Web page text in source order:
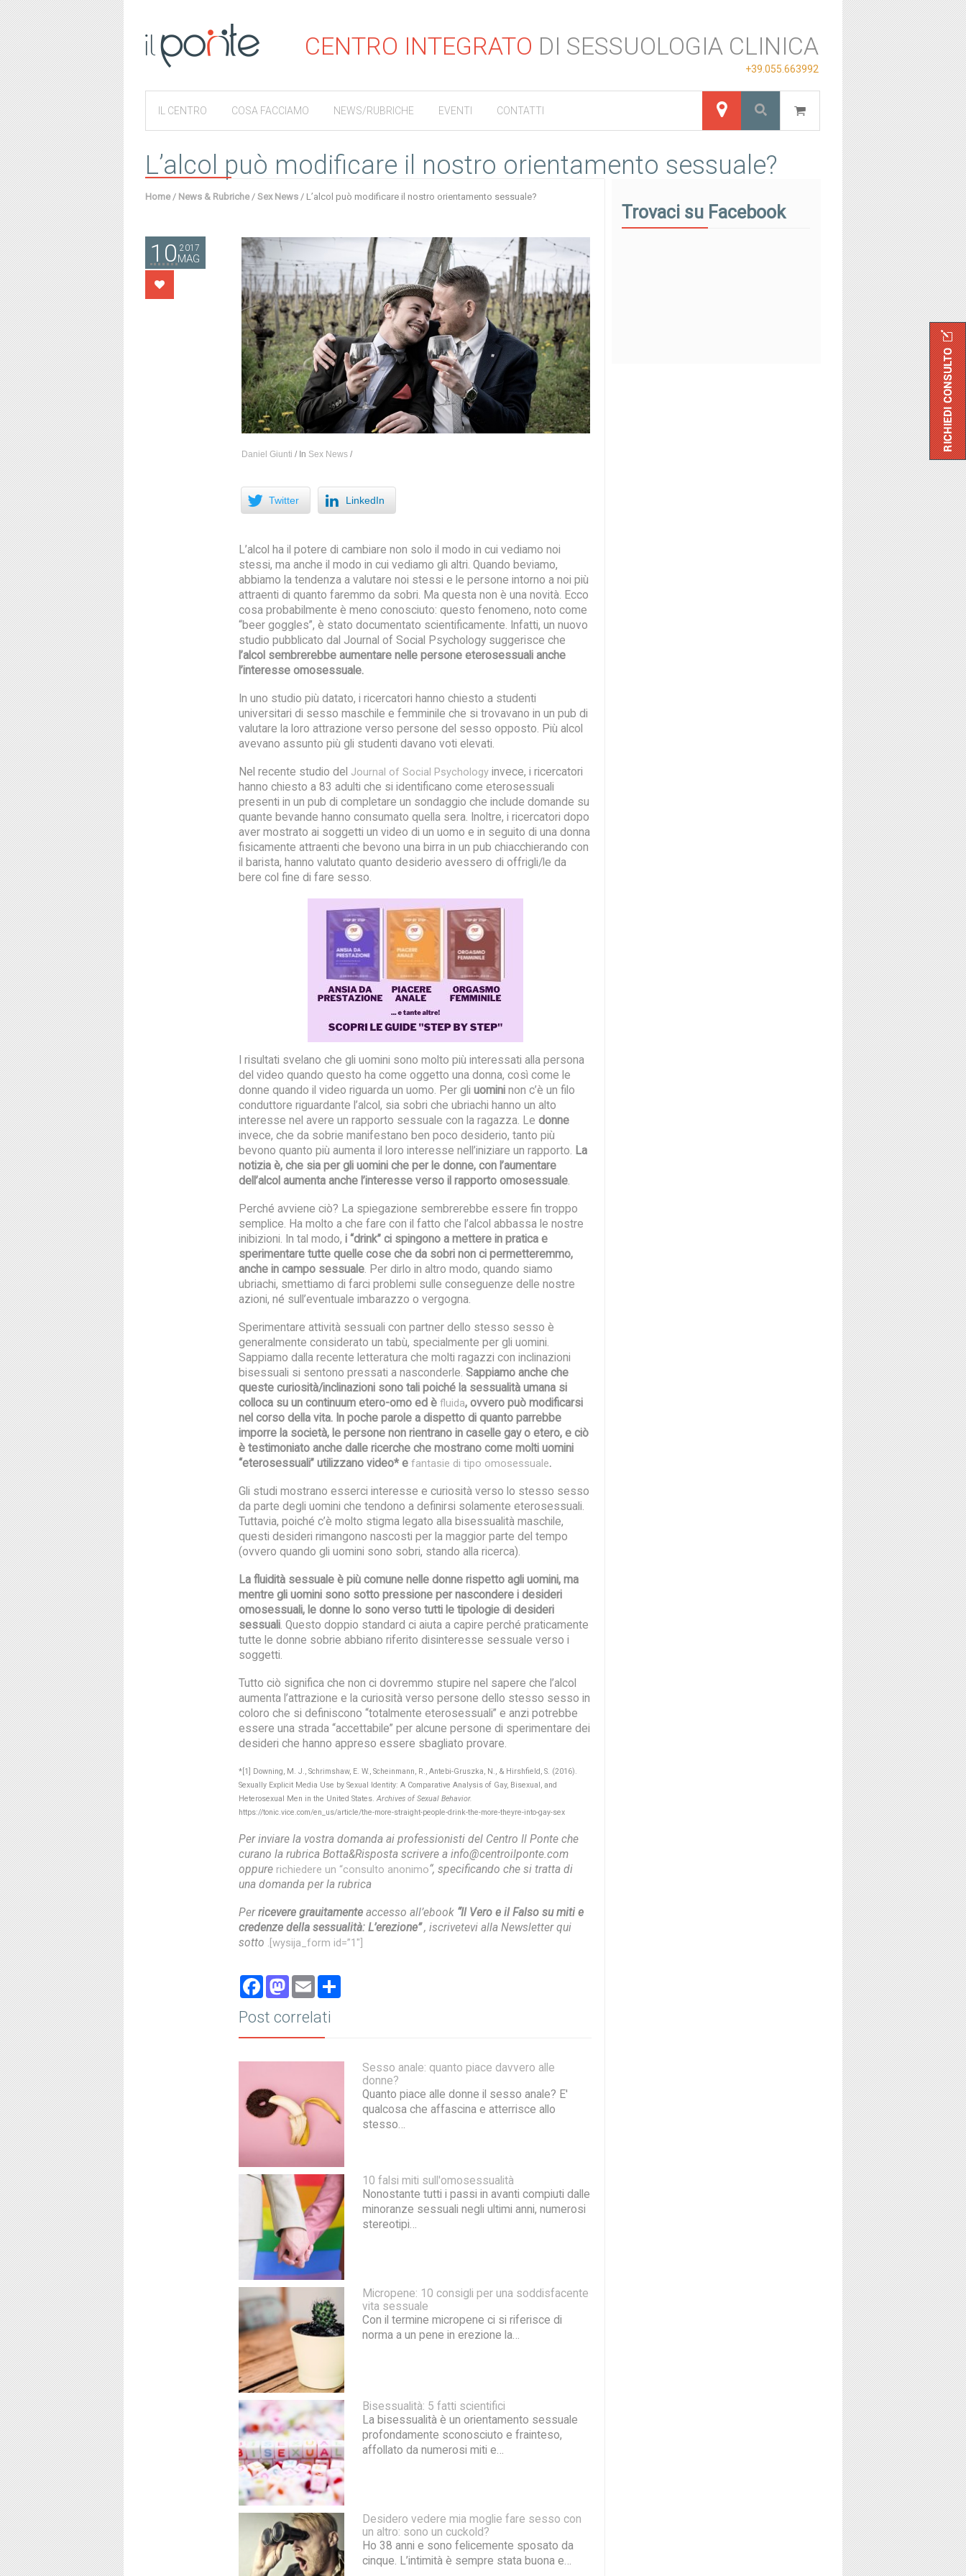
CENTRO INTEGRATO DI SESSUOLOGIA CLINICA
+39.055.663992
IL CENTRO COSA FACCIAMO NEWS/RUBRICHE EVENTI CONTATTI
L’alcol può modificare il nostro orientamento sessuale?
Home / News & Rubriche / Sex News / L’alcol può modificare il nostro orientamento sessuale?
10 2017
MAG
Daniel Giunti / In Sex News /
Twitter LinkedIn
L’alcol ha il potere di cambiare non solo il modo in cui vediamo noi
stessi, ma anche il modo in cui vediamo gli altri. Quando beviamo,
abbiamo la tendenza a valutare noi stessi e le persone intorno a noi più
attraenti di quanto faremmo da sobri. Ma questa non è una novità. Ecco
cosa probabilmente è meno conosciuto: questo fenomeno, noto come
“beer goggles”, è stato documentato scientificamente. Infatti, un nuovo
studio pubblicato dal Journal of Social Psychology suggerisce che
l’alcol sembrerebbe aumentare nelle persone eterosessuali anche
l’interesse omosessuale.
In uno studio più datato, i ricercatori hanno chiesto a studenti
universitari di sesso maschile e femminile che si trovavano in un pub di
valutare la loro attrazione verso persone del sesso opposto. Più alcol
avevano assunto più gli studenti davano voti elevati.
Nel recente studio del Journal of Social Psychology invece, i ricercatori
hanno chiesto a 83 adulti che si identificano come eterosessuali
presenti in un pub di completare un sondaggio che include domande su
quante bevande hanno consumato quella sera. Inoltre, i ricercatori dopo
aver mostrato ai soggetti un video di un uomo e in seguito di una donna
fisicamente attraenti che bevono una birra in un pub chiacchierando con
il barista, hanno valutato quanto desiderio avessero di offrigli/le da
bere col fine di fare sesso.
I risultati svelano che gli uomini sono molto più interessati alla persona
del video quando questo ha come oggetto una donna, così come le
donne quando il video riguarda un uomo. Per gli uomini non c’è un filo
conduttore riguardante l’alcol, sia sobri che ubriachi hanno un alto
interesse nel avere un rapporto sessuale con la ragazza. Le donne
invece, che da sobrie manifestano ben poco desiderio, tanto più
bevono quanto più aumenta il loro interesse nell’iniziare un rapporto. La
notizia è, che sia per gli uomini che per le donne, con l’aumentare
dell’alcol aumenta anche l’interesse verso il rapporto omosessuale.
Perché avviene ciò? La spiegazione sembrerebbe essere fin troppo
semplice. Ha molto a che fare con il fatto che l’alcol abbassa le nostre
inibizioni. In tal modo, i “drink” ci spingono a mettere in pratica e
sperimentare tutte quelle cose che da sobri non ci permetteremmo,
anche in campo sessuale. Per dirlo in altro modo, quando siamo
ubriachi, smettiamo di farci problemi sulle conseguenze delle nostre
azioni, né sull’eventuale imbarazzo o vergogna.
Sperimentare attività sessuali con partner dello stesso sesso è
generalmente considerato un tabù, specialmente per gli uomini.
Sappiamo dalla recente letteratura che molti ragazzi con inclinazioni
bisessuali si sentono pressati a nasconderle. Sappiamo anche che
queste curiosità/inclinazioni sono tali poiché la sessualità umana si
colloca su un continuum etero-omo ed è fluida, ovvero può modificarsi
nel corso della vita. In poche parole a dispetto di quanto parrebbe
imporre la società, le persone non rientrano in caselle gay o etero, e ciò
è testimoniato anche dalle ricerche che mostrano come molti uomini
“eterosessuali” utilizzano video* e fantasie di tipo omosessuale.
Gli studi mostrano esserci interesse e curiosità verso lo stesso sesso
da parte degli uomini che tendono a definirsi solamente eterosessuali.
Tuttavia, poiché c’è molto stigma legato alla bisessualità maschile,
questi desideri rimangono nascosti per la maggior parte del tempo
(ovvero quando gli uomini sono sobri, stando alla ricerca).
La fluidità sessuale è più comune nelle donne rispetto agli uomini, ma
mentre gli uomini sono sotto pressione per nascondere i desideri
omosessuali, le donne lo sono verso tutti le tipologie di desideri
sessuali. Questo doppio standard ci aiuta a capire perché praticamente
tutte le donne sobrie abbiano riferito disinteresse sessuale verso i
soggetti.
Tutto ciò significa che non ci dovremmo stupire nel sapere che l’alcol
aumenta l’attrazione e la curiosità verso persone dello stesso sesso in
coloro che si definiscono “totalmente eterosessuali” e anzi potrebbe
essere una strada “accettabile” per alcune persone di sperimentare dei
desideri che hanno appreso essere sbagliato provare.
*[1] Downing, M. J., Schrimshaw, E. W., Scheinmann, R., Antebi-Gruszka, N., & Hirshfield, S. (2016).
Sexually Explicit Media Use by Sexual Identity: A Comparative Analysis of Gay, Bisexual, and
Heterosexual Men in the United States. Archives of Sexual Behavior.
https://tonic.vice.com/en_us/article/the-more-straight-people-drink-the-more-theyre-into-gay-sex
Per inviare la vostra domanda ai professionisti del Centro Il Ponte che
curano la rubrica Botta&Risposta scrivere a info@centroilponte.com
oppure richiedere un “consulto anonimo“, specificando che si tratta di
una domanda per la rubrica
Perricevere grauitamente accesso all’ebook “Il Vero e il Falso su miti e
credenze della sessualità: L’erezione”, iscrivetevi alla Newsletter qui
sotto .[wysija_form id=”1″]
Facebook
Mastodon
Email
Post correlati
Sesso anale: quanto piace davvero alle
donne?
Quanto piace alle donne il sesso anale? E'
qualcosa che affascina e atterrisce allo
stesso…
10 falsi miti sull'omosessualità
Nonostante tutti i passi in avanti compiuti dalle
minoranze sessuali negli ultimi anni, numerosi
stereotipi…
Micropene: 10 consigli per una soddisfacente
vita sessuale
Con il termine micropene ci si riferisce di
norma a un pene in erezione la…
Bisessualità: 5 fatti scientifici
La bisessualità è un orientamento sessuale
profondamente sconosciuto e frainteso,
affollato da numerosi miti e…
Desidero vedere mia moglie fare sesso con
un altro: sono un cuckold?
Ho 38 anni e sono felicemente sposato da
cinque. L’intimità è sempre stata buona e…
Trovaci su Facebook